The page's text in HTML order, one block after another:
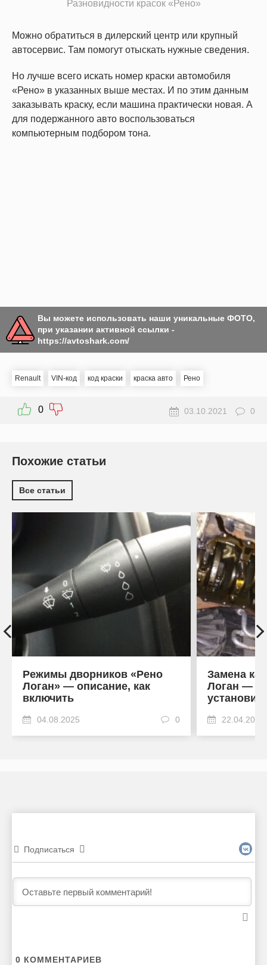
Разновидности красок «Рено»
Можно обратиться в дилерский центр или крупный
автосервис. Там помогут отыскать нужные сведения.
Но лучше всего искать номер краски автомобиля
«Рено» в указанных выше местах. И по этим данным
заказывать краску, если машина практически новая. А
для подержанного авто воспользоваться
компьютерным подбором тона.
Вы можете использовать наши уникальные ФОТО,
при указании активной ссылки -
https://avtoshark.com/
Renault VIN-код код краски краска авто Рено
0 03.10.2021 0
Похожие статьи
Все статьи
Режимы дворников «Рено
Логан» — описание, как
включить
04.08.2025 0
Замена
Логан —
22.04.2024
Подписаться
0 КОММЕНТАРИЕВ